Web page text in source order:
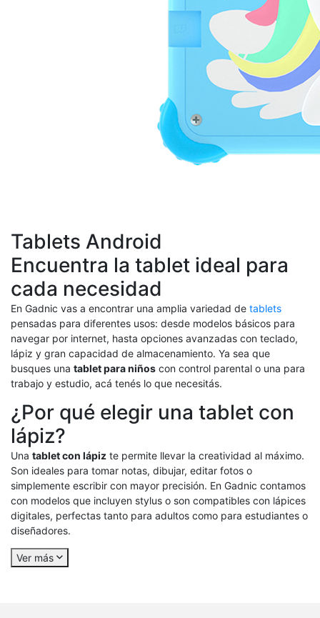
Tablets Android
Encuentra la tablet ideal para
cada necesidad
En Gadnic vas a encontrar una amplia variedad de tablets
pensadas para diferentes usos: desde modelos básicos para
navegar por internet, hasta opciones avanzadas con teclado,
lápiz y gran capacidad de almacenamiento. Ya sea que
busques una tablet para niños con control parental o una para
trabajo y estudio, acá tenés lo que necesitás.
¿Por qué elegir una tablet con
lápiz?
Una tablet con lápiz te permite llevar la creatividad al máximo.
Son ideales para tomar notas, dibujar, editar fotos o
simplemente escribir con mayor precisión. En Gadnic contamos
con modelos que incluyen stylus o son compatibles con lápices
digitales, perfectas tanto para adultos como para estudiantes o
diseñadores.
Ver más